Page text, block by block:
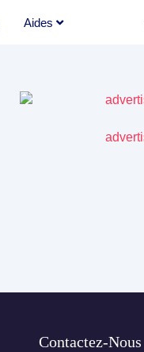
Aides
Contactez-Nous